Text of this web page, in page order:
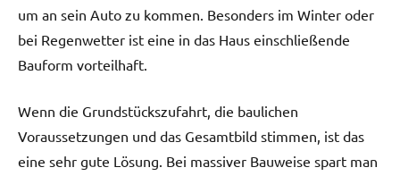
um an sein Auto zu kommen. Besonders im Winter oder
bei Regenwetter ist eine in das Haus einschließende
Bauform vorteilhaft.
Wenn die Grundstückszufahrt, die baulichen
Voraussetzungen und das Gesamtbild stimmen, ist das
eine sehr gute Lösung. Bei massiver Bauweise spart man